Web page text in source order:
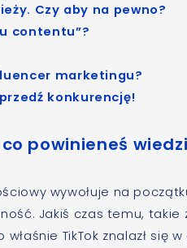
Czy aby na pewno?
contentu”?
marketingu?
konkurencję!
powinieneś
wywołuje na
Jakiś czas temu, takie
TikTok znalazł się